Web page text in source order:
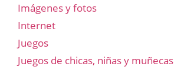
Imágenes y fotos
Internet
Juegos
Juegos de chicas, niñas y muñecas